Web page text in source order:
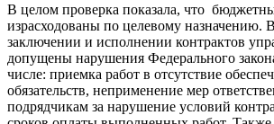
В целом проверка показала, что
израсходованы по целевому назначению.
заключении и исполнении контрактов
допущены нарушения Федерального
числе: приемка работ в отсутствие
обязательств, неприменение мер
подрядчикам за нарушение условий